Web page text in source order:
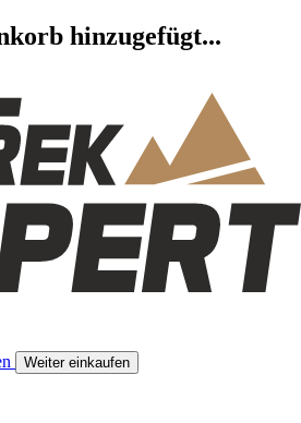
hinzugefügt...
Weiter einkaufen